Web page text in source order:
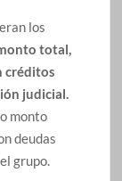
los
total,
créditos
judicial.
monto
deudas
grupo.